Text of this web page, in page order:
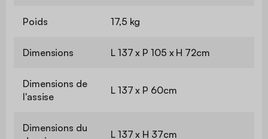
Poids 17,5 kg
Dimensions L 137 x P 105 x H 72cm
Dimensions de
l'assise
L 137 x P 60cm
Dimensions du
L 137 x H 37cm